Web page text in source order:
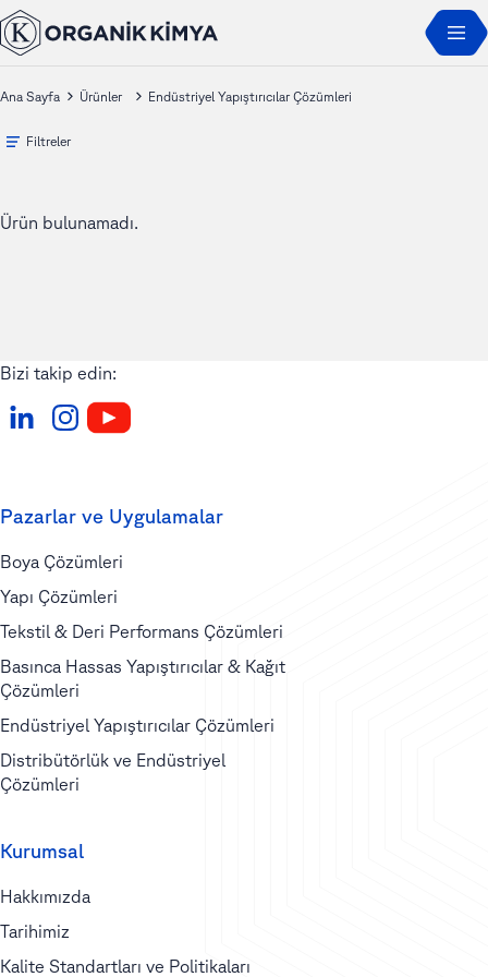
Ana Sayfa Ürünler Endüstriyel Yapıştırıcılar Çözümleri
Filtreler
Ürün bulunamadı.
Bizi takip edin:
Pazarlar ve Uygulamalar
Boya Çözümleri
Yapı Çözümleri
Tekstil & Deri Performans Çözümleri
Basınca Hassas Yapıştırıcılar & Kağıt
Çözümleri
Endüstriyel Yapıştırıcılar Çözümleri
Distribütörlük ve Endüstriyel
Çözümleri
Kurumsal
Hakkımızda
Tarihimiz
Kalite Standartları ve Politikaları